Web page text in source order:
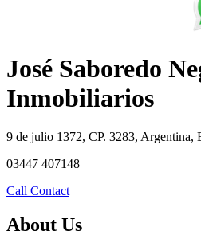
José Saboredo
Inmobiliarios
9 de julio 1372, CP. 3283, Argentina,
03447 407148
Call Contact
About Us